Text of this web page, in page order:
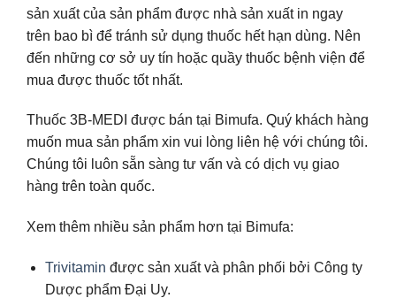
sản xuất của sản phẩm được nhà sản xuất in ngay
trên bao bì để tránh sử dụng thuốc hết hạn dùng. Nên
đến những cơ sở uy tín hoặc quầy thuốc bệnh viện để
mua được thuốc tốt nhất.
Thuốc 3B-MEDI được bán tại Bimufa. Quý khách hàng
muốn mua sản phẩm xin vui lòng liên hệ với chúng tôi.
Chúng tôi luôn sẵn sàng tư vấn và có dịch vụ giao
hàng trên toàn quốc.
Xem thêm nhiều sản phẩm hơn tại Bimufa:
Trivitamin được sản xuất và phân phối bởi Công ty
Dược phẩm Đại Uy.